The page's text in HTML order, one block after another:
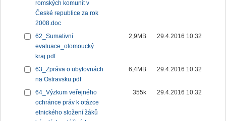
romských komunit v
České republice za rok
2008.doc
62_Sumativní
evaluace_olomoucký
kraj.pdf
2,9MB 29.4.2016 10:32
63_Zpráva o ubytovnách
na Ostravsku.pdf
6,4MB 29.4.2016 10:32
64_Výzkum veřejného
ochránce práv k otázce
etnického složení žáků
355k 29.4.2016 10:32